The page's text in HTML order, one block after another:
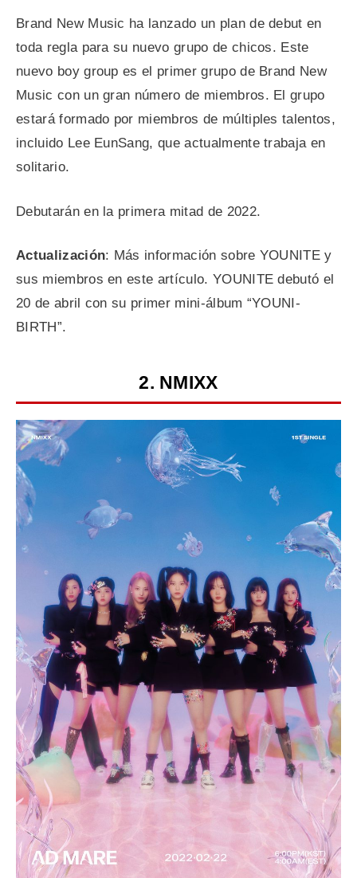
Brand New Music ha lanzado un plan de debut en
toda regla para su nuevo grupo de chicos. Este
nuevo boy group es el primer grupo de Brand New
Music con un gran número de miembros. El grupo
estará formado por miembros de múltiples talentos,
incluido Lee EunSang, que actualmente trabaja en
solitario.
Debutarán en la primera mitad de 2022.
Actualización: Más información sobre YOUNITE y
sus miembros en este artículo. YOUNITE debutó el
20 de abril con su primer mini-álbum “YOUNI-
BIRTH”.
2. NMIXX